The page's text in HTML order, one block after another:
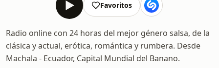
Favoritos
Radio online con 24 horas del mejor género salsa, de la
clásica y actual, erótica, romántica y rumbera. Desde
Machala - Ecuador, Capital Mundial del Banano.